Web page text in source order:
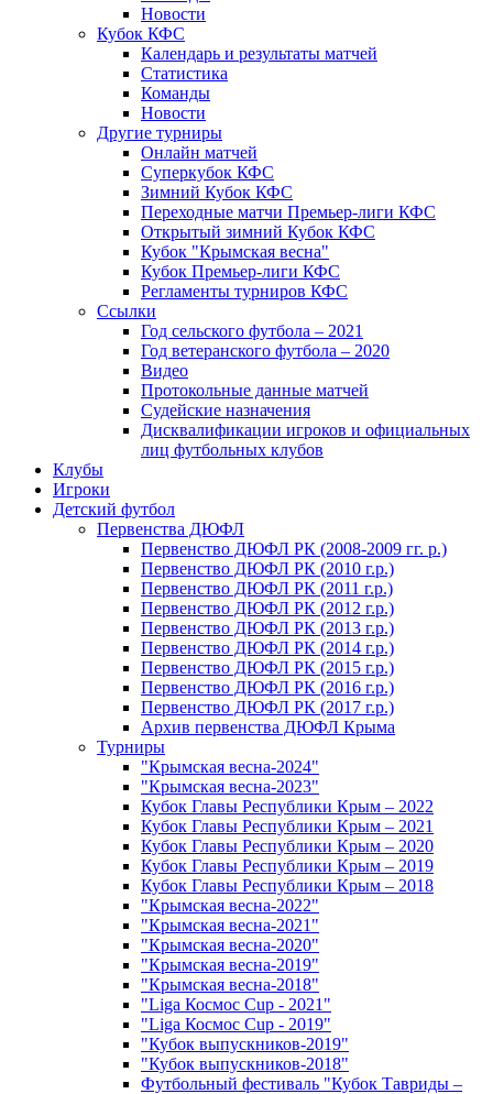
Новости
Кубок КФС
Календарь и результаты матчей
Статистика
Команды
Новости
Другие турниры
Онлайн матчей
Суперкубок КФС
Зимний Кубок КФС
Переходные матчи Премьер-лиги КФС
Открытый зимний Кубок КФС
Кубок "Крымская весна"
Кубок Премьер-лиги КФС
Регламенты турниров КФС
Ссылки
Год сельского футбола – 2021
Год ветеранского футбола – 2020
Видео
Протокольные данные матчей
Судейские назначения
Дисквалификации игроков и официальных
лиц футбольных клубов
Клубы
Игроки
Детский футбол
Первенства ДЮФЛ
Первенство ДЮФЛ РК (2008-2009 гг. р.)
Первенство ДЮФЛ РК (2010 г.р.)
Первенство ДЮФЛ РК (2011 г.р.)
Первенство ДЮФЛ РК (2012 г.р.)
Первенство ДЮФЛ РК (2013 г.р.)
Первенство ДЮФЛ РК (2014 г.р.)
Первенство ДЮФЛ РК (2015 г.р.)
Первенство ДЮФЛ РК (2016 г.р.)
Первенство ДЮФЛ РК (2017 г.р.)
Архив первенства ДЮФЛ Крыма
Турниры
"Крымская весна-2024"
"Крымская весна-2023"
Кубок Главы Республики Крым – 2022
Кубок Главы Республики Крым – 2021
Кубок Главы Республики Крым – 2020
Кубок Главы Республики Крым – 2019
Кубок Главы Республики Крым – 2018
"Крымская весна-2022"
"Крымская весна-2021"
"Крымская весна-2020"
"Крымская весна-2019"
"Крымская весна-2018"
"Liga Космос Cup - 2021"
"Liga Космос Cup - 2019"
"Кубок выпускников-2019"
"Кубок выпускников-2018"
Футбольный фестиваль "Кубок Тавриды –